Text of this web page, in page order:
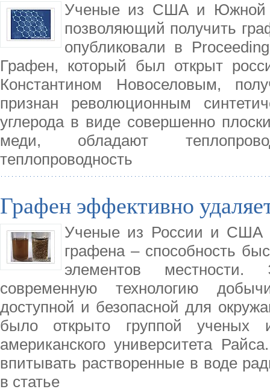
Ученые из США и Южной
позволяющий получить
опубликовали в
Графен, который был открыт
Константином Новоселовым,
признан революционным
углерода в виде совершенно
меди, обладают
теплопроводность
Графен эффективно
Ученые из России и США
графена – способность
элементов
современную технологию
доступной и безопасной для
было открыто группой
американского университета
впитывать растворенные в воде
в статье